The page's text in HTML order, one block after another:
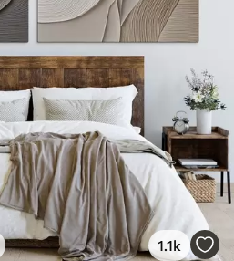
1.1k